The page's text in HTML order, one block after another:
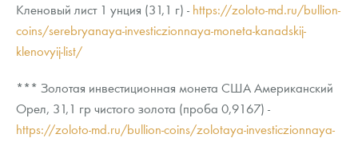
Кленовый лист 1 унция (31,1 г) - https://zoloto-md.ru/bullion-
coins/serebryanaya-investiczionnaya-moneta-kanadskij-
klenovyij-list/
*** Золотая инвестиционная монета США Американский
Орел, 31,1 гр чистого золота (проба 0,9167) -
https://zoloto-md.ru/bullion-coins/zolotaya-investiczionnaya-